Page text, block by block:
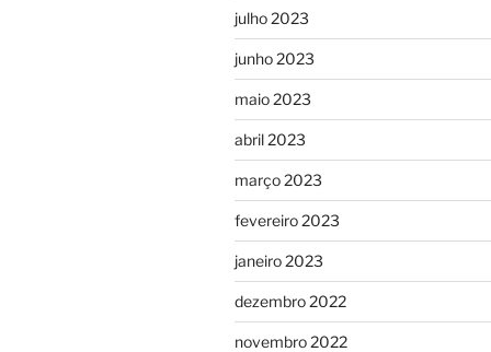
julho 2023
junho 2023
maio 2023
abril 2023
março 2023
fevereiro 2023
janeiro 2023
dezembro 2022
novembro 2022